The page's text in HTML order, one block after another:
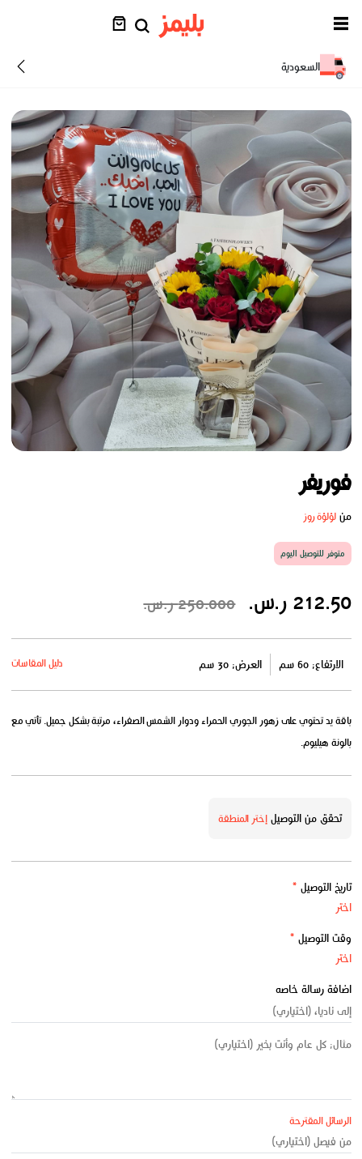
السعودية
فوريفر
منلؤلؤة روز
متوفر للتوصيل اليوم
212.50 ر.س. 250.000 ر.س.
الارتفاع: 60 سم العرض: 30 سم دليل المقاسات
باقة يد تحتوي على زهور الجوري الحمراء ودوار الشمس الصفراء، مرتبة بشكل جميل. تأتي مع
بالونة هيليوم.
تحقق من التوصيلإختر المنطقة
تاريخ التوصيل *
وقت التوصيل *
اضافة رسالة خاصه
الرسائل المقترحة